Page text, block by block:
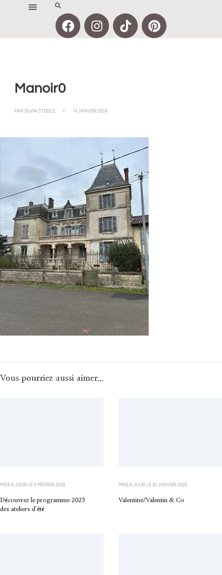
Manoir0
PAR SILVIA STEIDLE 14 JANVIER 2024
Vous pourriez aussi aimer...
MISE À JOUR LE 5 FÉVRIER 2025
Découvrez le programme 2025
des ateliers d’été
MISE À JOUR LE 30 JANVIER 2025
Valentine/Valentin & Co